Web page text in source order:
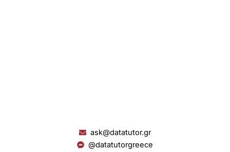
ask@datatutor.gr
@datatutorgreece